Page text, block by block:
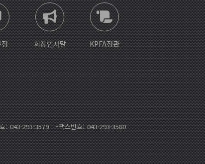
회장인사말 KPFA정관
043-293-3579 팩스번호 043-293-3580